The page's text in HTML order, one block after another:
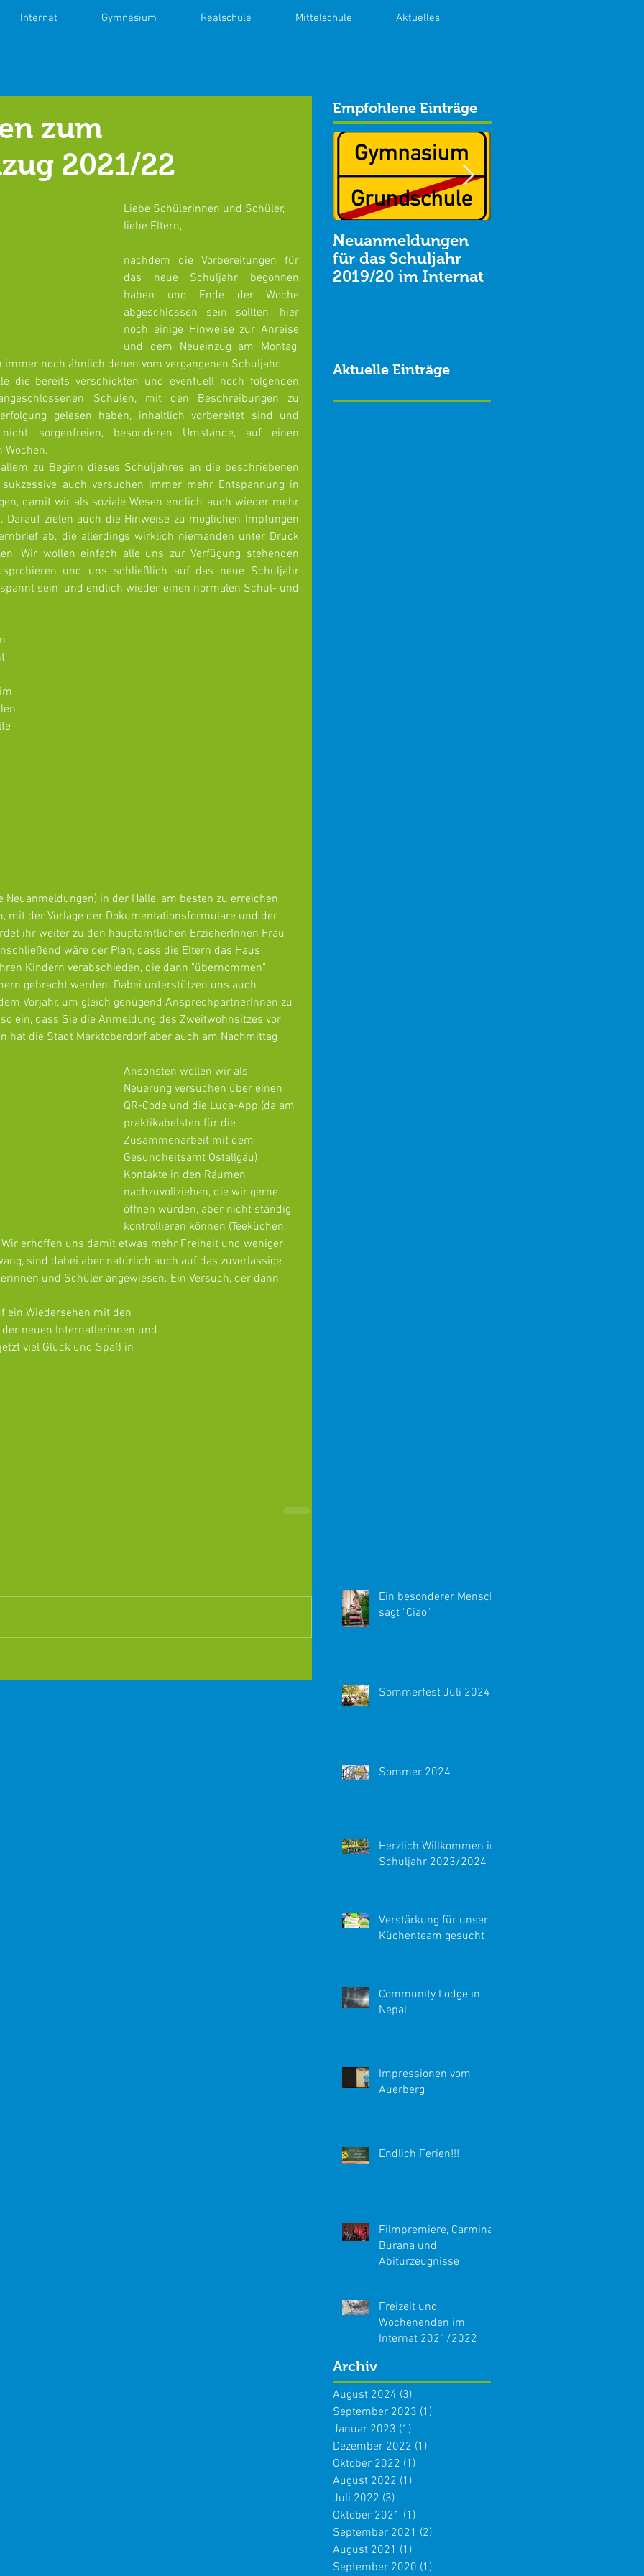
Internat Gymnasium Realschule Mittelschule Aktuelles
zum
2021/22
Liebe Schülerinnen und Schüler,
liebe Eltern,
nachdem die Vorbereitungen für
das neue Schuljahr begonnen
haben und Ende der Woche
abgeschlossen sein sollten, hier
noch einige Hinweise zur Anreise
und dem Neueinzug am Montag,
noch ähnlich denen vom vergangenen Schuljahr.
die bereits verschickten und eventuell noch folgenden
Schulen, mit den Beschreibungen zu
gelesen haben, inhaltlich vorbereitet sind und
sorgenfreien, besonderen Umstände, auf einen
Wochen.
zu Beginn dieses Schuljahres an die beschriebenen
auch versuchen immer mehr Entspannung in
damit wir als soziale Wesen endlich auch wieder mehr
Darauf zielen auch die Hinweise zu möglichen Impfungen
ab, die allerdings wirklich niemanden unter Druck
Wir wollen einfach alle uns zur Verfügung stehenden
und uns schließlich auf das neue Schuljahr
sein  und endlich wieder einen normalen Schul- und
Neuanmeldungen) in der Halle, am besten zu erreichen
mit der Vorlage der Dokumentationsformulare und der
ihr weiter zu den hauptamtlichen ErzieherInnen Frau
wäre der Plan, dass die Eltern das Haus
Kindern verabschieden, die dann "übernommen"
gebracht werden. Dabei unterstützen uns auch
Vorjahr, um gleich genügend AnsprechpartnerInnen zu
ein, dass Sie die Anmeldung des Zweitwohnsitzes vor
hat die Stadt Marktoberdorf aber auch am Nachmittag
Ansonsten wollen wir als
Neuerung versuchen über einen
QR-Code und die Luca-App (da am
praktikabelsten für die
Zusammenarbeit mit dem
Gesundheitsamt Ostallgäu)
Kontakte in den Räumen
nachzuvollziehen, die wir gerne
öffnen würden, aber nicht ständig
kontrollieren können (Teeküchen,
erhoffen uns damit etwas mehr Freiheit und weniger
sind dabei aber natürlich auch auf das zuverlässige
und Schüler angewiesen. Ein Versuch, der dann
ein Wiedersehen mit den
neuen Internatlerinnen und
viel Glück und Spaß in
Empfohlene Einträge
Neuanmeldungen
für das Schuljahr
2019/20 im Internat
Aktuelle Einträge
Ein besonderer Mensch
sagt "Ciao"
Sommerfest Juli 2024
Sommer 2024
Herzlich Willkommen im
Schuljahr 2023/2024
Verstärkung für unser
Küchenteam gesucht
Community Lodge in
Nepal
Impressionen vom
Auerberg
Endlich Ferien!!!
Filmpremiere, Carmina
Burana und
Abiturzeugnisse
Freizeit und
Wochenenden im
Internat 2021/2022
Archiv
August 2024 (3)
September 2023 (1)
Januar 2023 (1)
Dezember 2022 (1)
Oktober 2022 (1)
August 2022 (1)
Juli 2022 (3)
Oktober 2021 (1)
September 2021 (2)
August 2021 (1)
September 2020 (1)